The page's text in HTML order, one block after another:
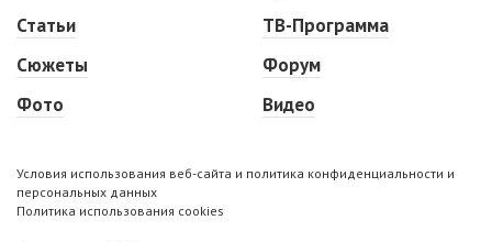
Статьи
Сюжеты
Фото
ТВ-Программа
Форум
Видео
Условия использования веб-сайта и политика конфиденциальности и
персональных данных
Политика использования cookies